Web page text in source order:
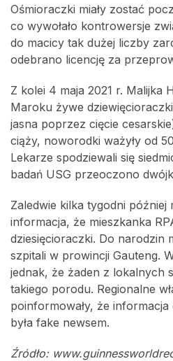
Ośmioraczki miały zostać
co wywołało kontrowersje
do macicy tak dużej liczby
odebrano licencję za
Z kolei 4 maja 2021 r. Malijka
Maroku żywe
jasna poprzez cięcie
ciąży, noworodki ważyły od
Lekarze spodziewali się
badań USG przeoczono
Zaledwie kilka tygodni później
informacja, że mieszkanka
dziesięcioraczki. Do narodzin
szpitali w prowincji Gauteng.
jednak, że żaden z lokalnych
takiego porodu. Regionalne
poinformowały, że
była fake newsem.
Źródło: